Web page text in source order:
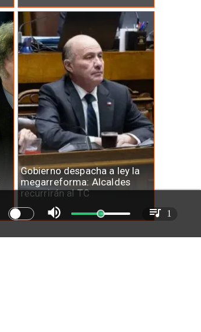
Gobierno despacha a ley la
megarreforma: Alcaldes
recurrirán al TC
1